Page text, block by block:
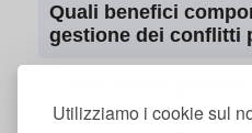
Utilizziamo i cookie sul
Quali benefici
gestione dei conflitti
notevolmente il